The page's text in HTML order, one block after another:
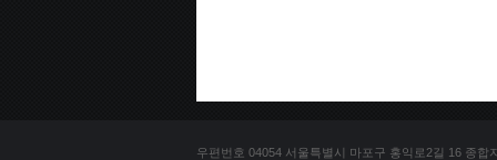
우편번호 04054 서울특별시 마포구 홍익로2길 16 종